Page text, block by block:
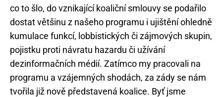
co to šlo, do vznikající koaliční smlouvy se podařilo
dostat většinu z našeho programu i ujištění ohledně
​​kumulace funkcí, lobbistických či zájmových skupin,
pojistku proti návratu hazardu či užívání
dezinformačních médií. Zatímco my pracovali na
programu a vzájemných shodách, za zády se nám
tvořila již nově představená koalice. Byť jsme